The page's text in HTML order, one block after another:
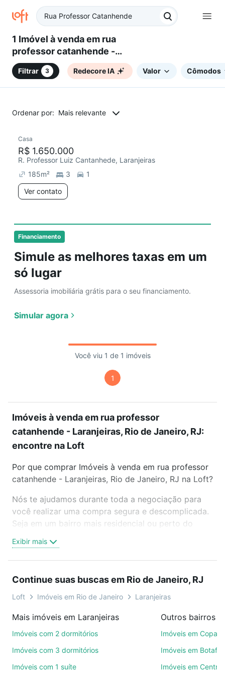
1 Imóvel à venda em rua
professor catanhende -
Laranjeiras, Rio de Janeiro, RJ
Filtrar 3 Redecore IA Valor Cômodos
Ordenar por: Mais relevante
Financiamento
Simule as melhores taxas em um
só lugar
Assessoria imobiliária grátis para o seu financiamento.
Simular agora
Casa
R$ 1.650.000
R. Professor Luiz Cantanhede, Laranjeiras
185m² 3
1
Ver contato
Você viu 1 de 1 imóveis
1
Imóveis à venda em rua professor
catanhende - Laranjeiras, Rio de Janeiro, RJ:
encontre na Loft
Por que comprar Imóveis à venda em rua professor
catanhende - Laranjeiras, Rio de Janeiro, RJ na Loft?
Nós te ajudamos durante toda a negociação para
você realizar uma compra segura e descomplicada.
Seja em um bairro mais residencial ou perto do
oferta ideal de Imóveis à venda em rua professor
catanhende - Laranjeiras, Rio de Janeiro, RJ para
ou por videochamada, é grátis, sem compromisso e
você ainda conta com mais de 46 mil corretores e
de imóveis.
ruas, bairros e até condomínios favoritos. Você
Exibir mais
Continue suas buscas em Rio de Janeiro, RJ
Loft Imóveis em Rio de Janeiro Laranjeiras
Mais imóveis em Laranjeiras
Imóveis com 2 dormitórios
Imóveis com 3 dormitórios
Imóveis com 1 suíte
Imóveis em
Imóveis em
Imóveis em Centro